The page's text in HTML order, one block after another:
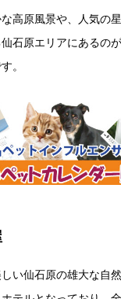
高原風景や、人気の
石原エリアにあるの
。
い仙石原の雄大な自